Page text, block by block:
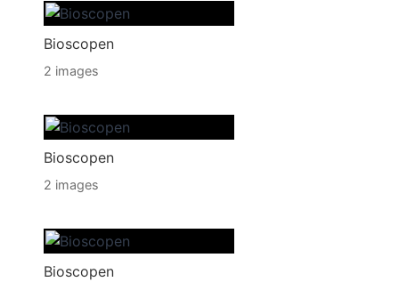
Bioscopen
2 images
Bioscopen
2 images
Bioscopen